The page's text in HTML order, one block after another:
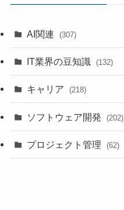
AI関連 (307)
IT業界の豆知識 (132)
キャリア (218)
ソフトウェア開発 (202)
プロジェクト管理 (62)